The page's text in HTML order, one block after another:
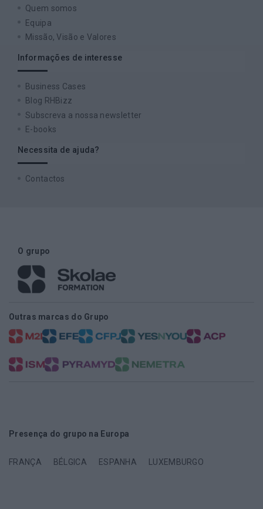
Quem somos
Equipa
Missão, Visão e Valores
Informações de interesse
Business Cases
Blog RHBizz
Subscreva a nossa newsletter
E-books
Necessita de ajuda?
Contactos
O grupo
Outras marcas do Grupo
Presença do grupo na Europa
FRANÇA BÉLGICA ESPANHA LUXEMBURGO